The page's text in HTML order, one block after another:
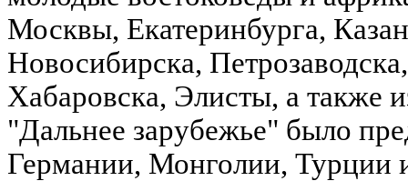
Москвы, Екатеринбурга,
Новосибирска,
Хабаровска, Элисты, а также
"Дальнее зарубежье" было
Германии, Монголии, Турции